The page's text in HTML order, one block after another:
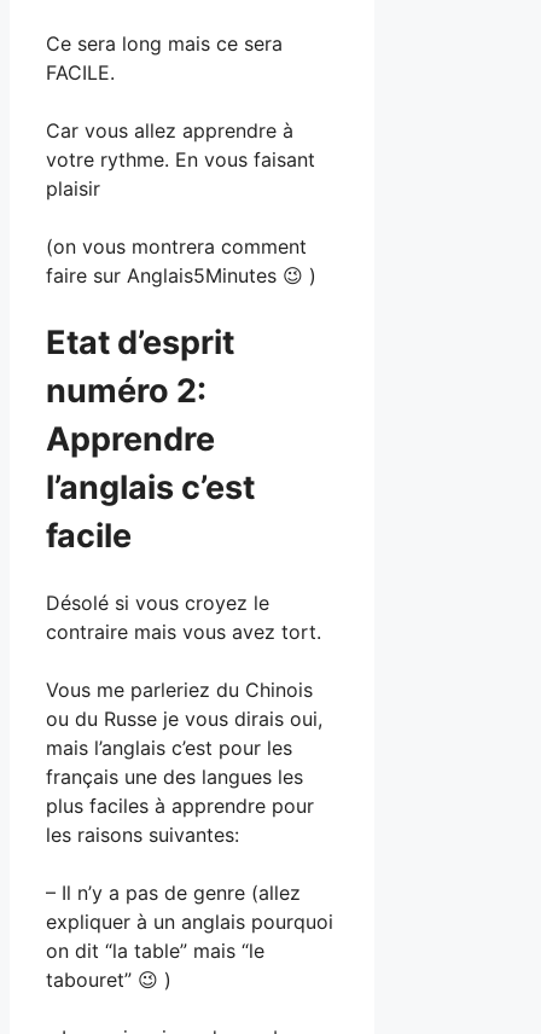
Ce sera long mais ce sera
FACILE.
Car vous allez apprendre à
votre rythme. En vous faisant
plaisir
(on vous montrera comment
faire sur Anglais5Minutes 😉 )
Etat d’esprit
numéro 2:
Apprendre
l’anglais c’est
facile
Désolé si vous croyez le
contraire mais vous avez tort.
Vous me parleriez du Chinois
ou du Russe je vous dirais oui,
mais l’anglais c’est pour les
français une des langues les
plus faciles à apprendre pour
les raisons suivantes:
– Il n’y a pas de genre (allez
expliquer à un anglais pourquoi
on dit “la table” mais “le
tabouret” 😉 )